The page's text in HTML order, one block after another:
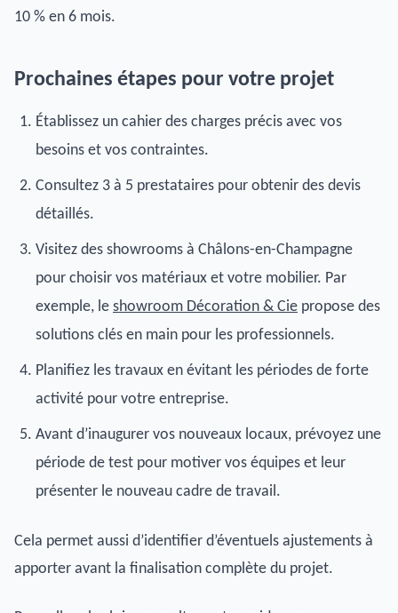
10 % en 6 mois.
Prochaines étapes pour votre projet
Établissez un cahier des charges précis avec vos
besoins et vos contraintes.
Consultez 3 à 5 prestataires pour obtenir des devis
détaillés.
Visitez des showrooms à Châlons-en-Champagne
pour choisir vos matériaux et votre mobilier. Par
exemple, le showroom Décoration & Cie propose des
solutions clés en main pour les professionnels.
Planifiez les travaux en évitant les périodes de forte
activité pour votre entreprise.
Avant d’inaugurer vos nouveaux locaux, prévoyez une
période de test pour motiver vos équipes et leur
présenter le nouveau cadre de travail.
Cela permet aussi d’identifier d’éventuels ajustements à
apporter avant la finalisation complète du projet.